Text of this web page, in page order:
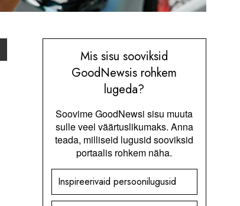
Mis sisu sooviksid
GoodNewsis rohkem
lugeda?
Soovime GoodNewsi sisu muuta
sulle veel väärtuslikumaks. Anna
teada, milliseid lugusid sooviksid
portaalis rohkem näha.
Inspireerivaid persoonilugusid